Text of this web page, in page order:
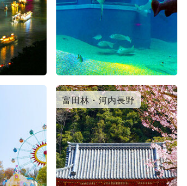
富田林・河内長野